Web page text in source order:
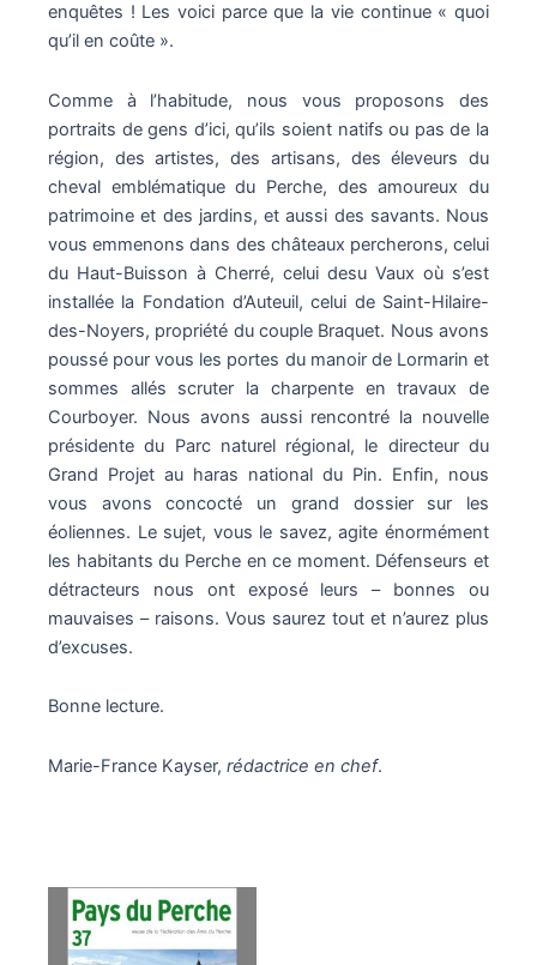
enquêtes ! Les voici parce que la vie continue « quoi
qu’il en coûte ».
Comme à l’habitude, nous vous proposons des
portraits de gens d’ici, qu’ils soient natifs ou pas de la
région, des artistes, des artisans, des éleveurs du
cheval emblématique du Perche, des amoureux du
patrimoine et des jardins, et aussi des savants. Nous
vous emmenons dans des châteaux percherons, celui
du Haut-Buisson à Cherré, celui desu Vaux où s’est
installée la Fondation d’Auteuil, celui de Saint-Hilaire-
des-Noyers, propriété du couple Braquet. Nous avons
poussé pour vous les portes du manoir de Lormarin et
sommes allés scruter la charpente en travaux de
Courboyer. Nous avons aussi rencontré la nouvelle
présidente du Parc naturel régional, le directeur du
Grand Projet au haras national du Pin. Enfin, nous
vous avons concocté un grand dossier sur les
éoliennes. Le sujet, vous le savez, agite énormément
les habitants du Perche en ce moment. Défenseurs et
détracteurs nous ont exposé leurs – bonnes ou
mauvaises – raisons. Vous saurez tout et n’aurez plus
d’excuses.
Bonne lecture.
Marie-France Kayser, rédactrice en chef.